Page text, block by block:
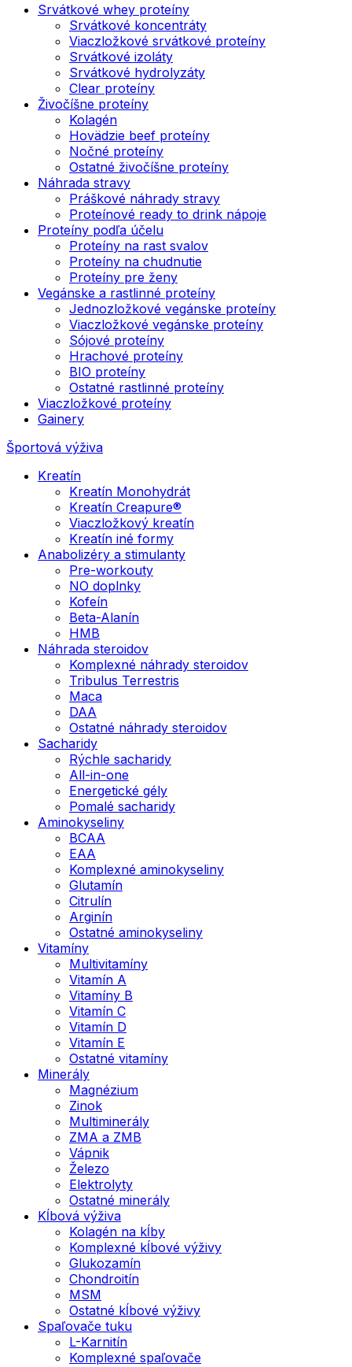
Srvátkové whey proteíny
Srvátkové koncentráty
Viaczložkové srvátkové proteíny
Srvátkové izoláty
Srvátkové hydrolyzáty
Clear proteíny
Živočíšne proteíny
Kolagén
Hovädzie beef proteíny
Nočné proteíny
Ostatné živočíšne proteíny
Náhrada stravy
Práškové náhrady stravy
Proteínové ready to drink nápoje
Proteíny podľa účelu
Proteíny na rast svalov
Proteíny na chudnutie
Proteíny pre ženy
Vegánske a rastlinné proteíny
Jednozložkové vegánske proteíny
Viaczložkové vegánske proteíny
Sójové proteíny
Hrachové proteíny
BIO proteíny
Ostatné rastlinné proteíny
Viaczložkové proteíny
Gainery
Športová výživa
Kreatín
Kreatín Monohydrát
Kreatín Creapure®
Viaczložkový kreatín
Kreatín iné formy
Anabolizéry a stimulanty
Pre-workouty
NO doplnky
Kofeín
Beta-Alanín
HMB
Náhrada steroidov
Komplexné náhrady steroidov
Tribulus Terrestris
Maca
DAA
Ostatné náhrady steroidov
Sacharidy
Rýchle sacharidy
All-in-one
Energetické gély
Pomalé sacharidy
Aminokyseliny
BCAA
EAA
Komplexné aminokyseliny
Glutamín
Citrulín
Arginín
Ostatné aminokyseliny
Vitamíny
Multivitamíny
Vitamín A
Vitamíny B
Vitamín C
Vitamín D
Vitamín E
Ostatné vitamíny
Minerály
Magnézium
Zinok
Multiminerály
ZMA a ZMB
Vápnik
Železo
Elektrolyty
Ostatné minerály
Kĺbová výživa
Kolagén na kĺby
Komplexné kĺbové výživy
Glukozamín
Chondroitín
MSM
Ostatné kĺbové výživy
Spaľovače tuku
L-Karnitín
Komplexné spaľovače